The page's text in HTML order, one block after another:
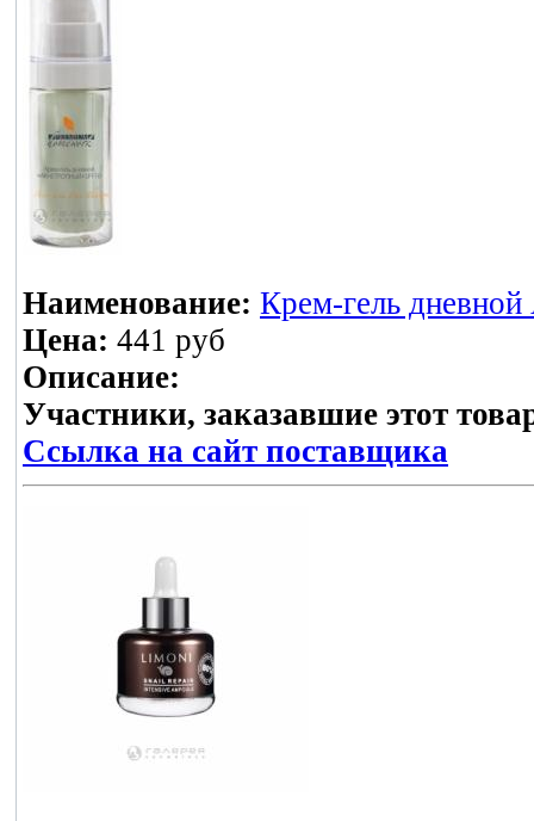
Наименование: Крем-гель
Цена: 441 руб
Описание:
Участники, заказавшие этот
Ссылка на сайт поставщика